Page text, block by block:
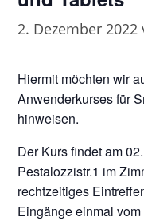
2. Dezember 2022
Hiermit möchten wir
Anwenderkurses für
hinweisen.
Der Kurs findet am
Pestalozzistr.1 im
rechtzeitiges
Eingänge einmal